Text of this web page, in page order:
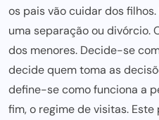
os pais vão cuidar dos
uma separação ou divórcio.
dos menores. Decide-se
decide quem toma as
define-se como funciona a
fim, o regime de visitas. Este